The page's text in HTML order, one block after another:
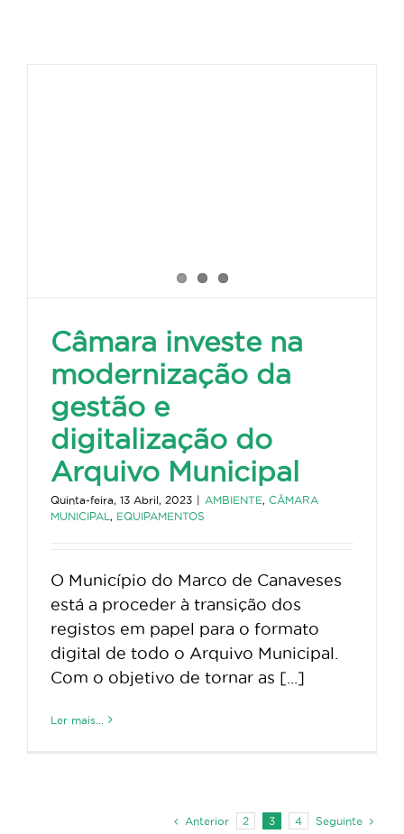
Câmara investe na
modernização da
gestão e
digitalização do
Arquivo Municipal
Quinta-feira, 13 Abril, 2023 | AMBIENTE, CÂMARA
MUNICIPAL , EQUIPAMENTOS
O Município do Marco de Canaveses
está a proceder à transição dos
registos em papel para o formato
digital de todo o Arquivo Municipal.
Com o objetivo de tornar as [...]
Ler mais...
Anterior 2 3 4 Seguinte